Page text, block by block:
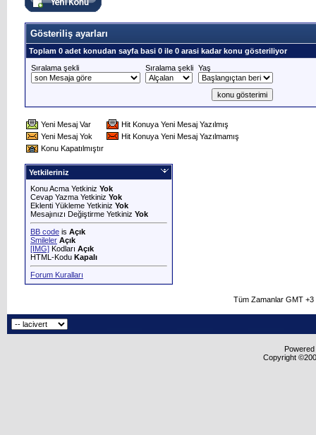
Gösteriliş ayarları
Toplam 0 adet konudan sayfa basi 0 ile 0 arasi kadar konu gösteriliyor
Sıralama şekli
Sıralama şekli Yaş
Yeni Mesaj Var
Hit Konuya Yeni Mesaj Yazılmış
Yeni Mesaj Yok
Hit Konuya Yeni Mesaj Yazılmamış
Konu Kapatılmıştır
Yetkileriniz
Konu Acma Yetkiniz Yok
Cevap Yazma Yetkiniz Yok
Eklenti Yükleme Yetkiniz Yok
Mesajınızı Değiştirme Yetkiniz Yok
BB code is Açık
Smileler Açık
[IMG] Kodları Açık
HTML-Kodu Kapalı
Forum Kuralları
Tüm Zamanlar GMT
Copyright